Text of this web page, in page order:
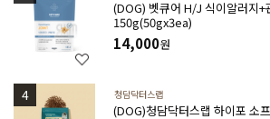
(DOG) 벳큐어 H/J 식이알러지+
150g(50gx3ea)
14,000원
청담닥터스랩
(DOG)청담닥터스랩 하이포 소